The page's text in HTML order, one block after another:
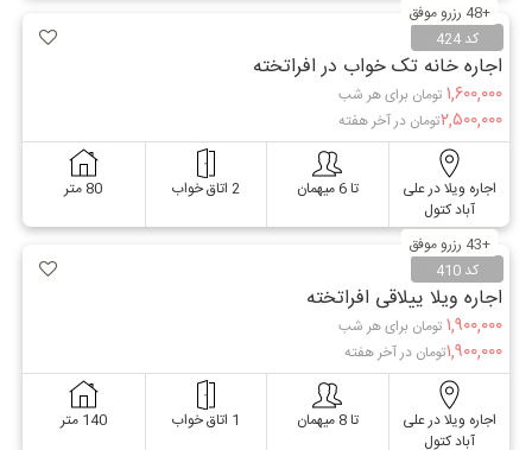
کد 424
+48 رزرو موفق
اجاره خانه تک خواب در افراتخته
۱,۶۰۰,۰۰۰ تومان برای هر شب
۲,۵۰۰,۰۰۰تومان در آخر هفته
اجاره ویلا در علی
آباد کتول
تا 6 میهمان 2 اتاق خواب 80 متر
کد 410
+43 رزرو موفق
اجاره ویلا ییلاقی افراتخته
۱,۹۰۰,۰۰۰ تومان برای هر شب
۱,۹۰۰,۰۰۰تومان در آخر هفته
اجاره ویلا در علی
آباد کتول
تا 8 میهمان 1 اتاق خواب 140 متر